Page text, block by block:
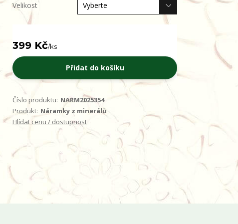
Velikost
399 Kč/ks
Přidat do košíku
Číslo produktu: NARM2025354
Produkt: Náramky z minerálů
Hlídat cenu / dostupnost